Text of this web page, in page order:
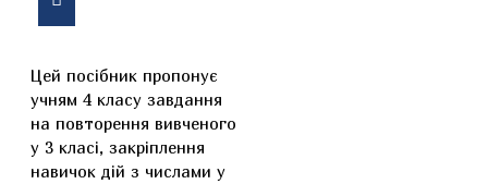
Цей посібник пропонує
учням 4 класу завдання
на повторення вивченого
у 3 класі, закріплення
навичок дій з числами у